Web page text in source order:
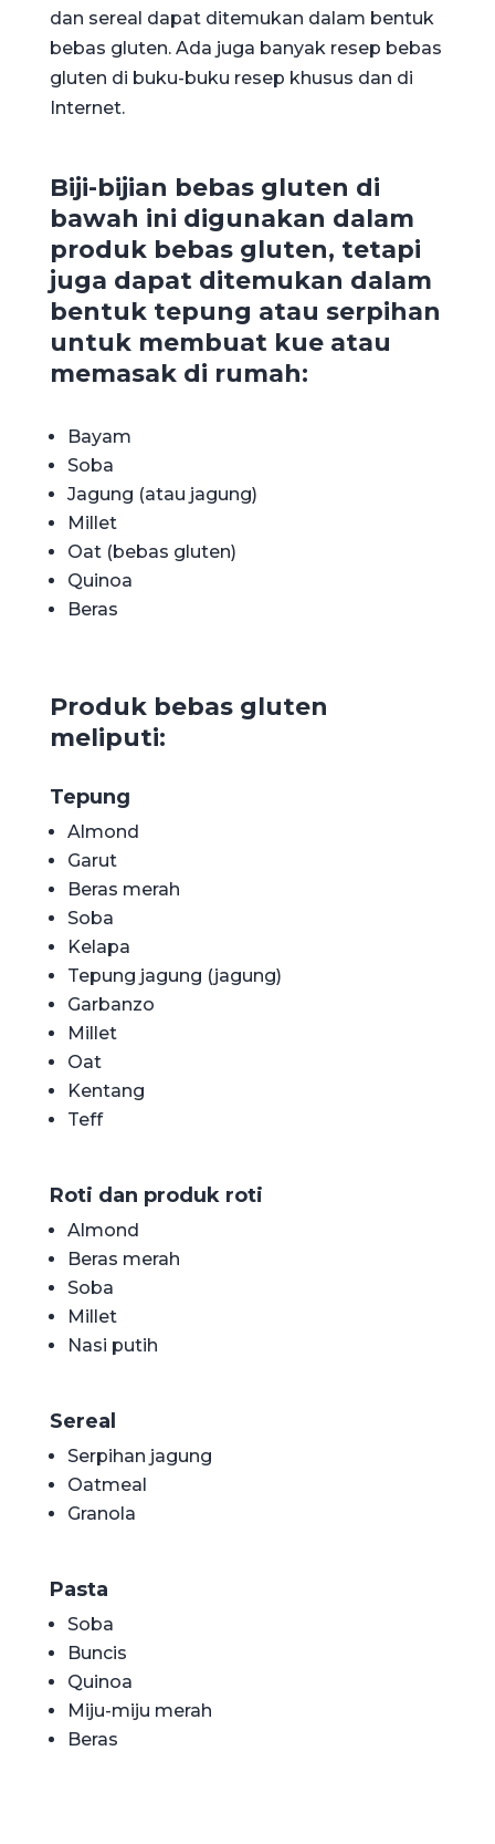
dan sereal dapat ditemukan dalam bentuk
bebas gluten. Ada juga banyak resep bebas
gluten di buku-buku resep khusus dan di
Internet.
Biji-bijian bebas gluten di
bawah ini digunakan dalam
produk bebas gluten, tetapi
juga dapat ditemukan dalam
bentuk tepung atau serpihan
untuk membuat kue atau
memasak di rumah:
Bayam
Soba
Jagung (atau jagung)
Millet
Oat (bebas gluten)
Quinoa
Beras
Produk bebas gluten
meliputi:
Tepung
Almond
Garut
Beras merah
Soba
Kelapa
Tepung jagung (jagung)
Garbanzo
Millet
Oat
Kentang
Teff
Roti dan produk roti
Almond
Beras merah
Soba
Millet
Nasi putih
Sereal
Serpihan jagung
Oatmeal
Granola
Pasta
Soba
Buncis
Quinoa
Miju-miju merah
Beras